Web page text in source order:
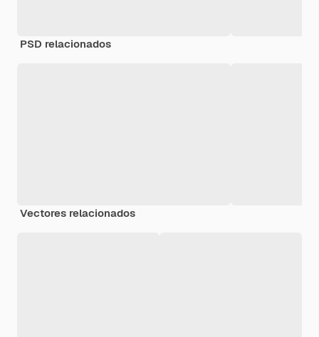
PSD relacionados
Vectores relacionados